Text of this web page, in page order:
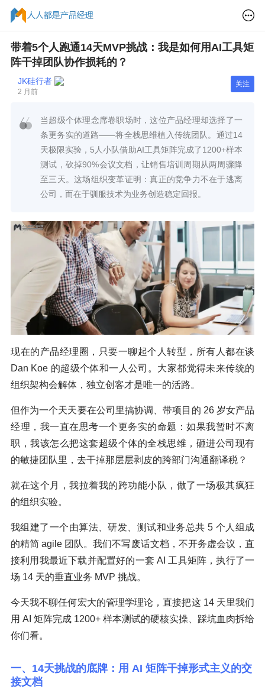
带着5个人跑通14天MVP挑战：我是如何用AI工具矩
阵干掉团队协作损耗的？
JK硅行者
2 月前
关注
当超级个体理念席卷职场时，这位产品经理却选择了一
条更务实的道路——将全栈思维植入传统团队。通过14
天极限实验，5人小队借助AI工具矩阵完成了1200+样本
测试，砍掉90%会议文档，让销售培训周期从两周骤降
至三天。这场组织变革证明：真正的竞争力不在于逃离
公司，而在于驯服技术为业务创造稳定回报。
现在的产品经理圈，只要一聊起个人转型，所有人都在谈
Dan Koe 的超级个体和一人公司。大家都觉得未来传统的
组织架构会解体，独立创客才是唯一的活路。
但作为一个天天要在公司里搞协调、带项目的 26 岁女产品
经理，我一直在思考一个更务实的命题：如果我暂时不离
职，我该怎么把这套超级个体的全栈思维，砸进公司现有
的敏捷团队里，去干掉那层层剥皮的跨部门沟通翻译税？
就在这个月，我拉着我的跨功能小队，做了一场极其疯狂
的组织实验。
我组建了一个由算法、研发、测试和业务总共 5 个人组成
的精简 agile 团队。我们不写废话文档，不开务虚会议，直
接利用我最近下载并配置好的一套 AI 工具矩阵，执行了一
场 14 天的垂直业务 MVP 挑战。
今天我不聊任何宏大的管理学理论，直接把这 14 天里我们
用 AI 矩阵完成 1200+ 样本测试的硬核实操、踩坑血肉拆给
你们看。
一、14天挑战的底牌：用 AI 矩阵干掉形式主义的交
接文档